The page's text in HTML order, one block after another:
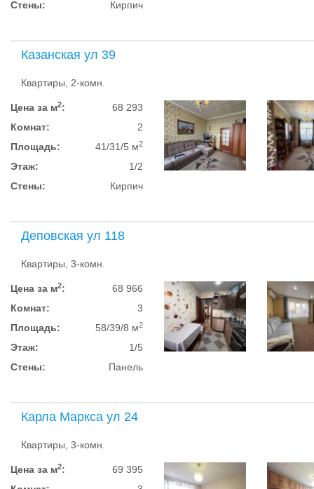
Стены:
Кирпич
Казанская ул 39
Квартиры, 2-комн.
Цена за м2:
68 293
Комнат:
2
Площадь:
41/31/5 м2
Этаж:
1/2
Стены:
Кирпич
Деповская ул 118
Квартиры, 3-комн.
Цена за м2:
68 966
Комнат:
3
Площадь:
58/39/8 м2
Этаж:
1/5
Стены:
Панель
Карла Маркса ул 24
Квартиры, 3-комн.
Цена за м2:
69 395